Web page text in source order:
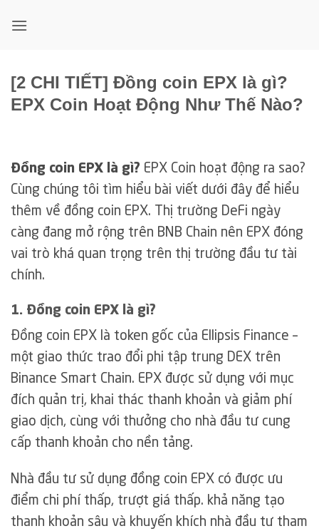
qua
[2 CHI TIẾT] Đồng coin EPX là gì?
EPX Coin Hoạt Động Như Thế Nào?
Đồng coin EPX là gì? EPX Coin hoạt động ra sao?
Cùng chúng tôi tìm hiểu bài viết dưới đây để hiểu
thêm về đồng coin EPX. Thị trường DeFi ngày
càng đang mở rộng trên BNB Chain nên EPX đóng
vai trò khá quan trọng trên thị trường đầu tư tài
chính.
1. Đồng coin EPX là gì?
Đồng coin EPX là token gốc của Ellipsis Finance –
một giao thức trao đổi phi tập trung DEX trên
Binance Smart Chain. EPX được sử dụng với mục
đích quản trị, khai thác thanh khoản và giảm phí
giao dịch, cùng với thưởng cho nhà đầu tư cung
cấp thanh khoản cho nền tảng.
Nhà đầu tư sử dụng đồng coin EPX có được ưu
điểm chi phí thấp, trượt giá thấp. khả năng tạo
thanh khoản sâu và khuyến khích nhà đầu tư tham